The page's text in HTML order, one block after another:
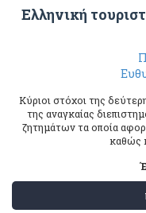
Ελληνική
Κύριοι στόχοι της
της αναγκαίας
ζητημάτων τα οποία
καθώς